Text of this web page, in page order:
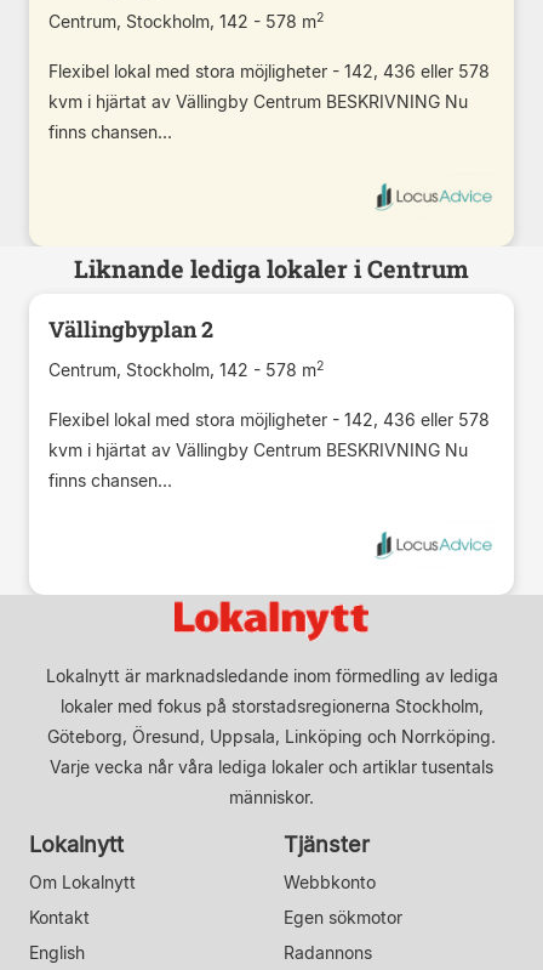
Centrum, Stockholm, 142 - 578 m2
Flexibel lokal med stora möjligheter - 142, 436 eller 578
kvm i hjärtat av Vällingby Centrum BESKRIVNING Nu
finns chansen...
Liknande lediga lokaler i Centrum
Vällingbyplan 2
Centrum, Stockholm, 142 - 578 m2
Flexibel lokal med stora möjligheter - 142, 436 eller 578
kvm i hjärtat av Vällingby Centrum BESKRIVNING Nu
finns chansen...
Lokalnytt är marknadsledande inom förmedling av lediga
lokaler med fokus på storstadsregionerna Stockholm,
Göteborg, Öresund, Uppsala, Linköping och Norrköping.
Varje vecka når våra lediga lokaler och artiklar tusentals
människor.
Lokalnytt
Om Lokalnytt
Kontakt
English
Tjänster
Webbkonto
Egen sökmotor
Radannons